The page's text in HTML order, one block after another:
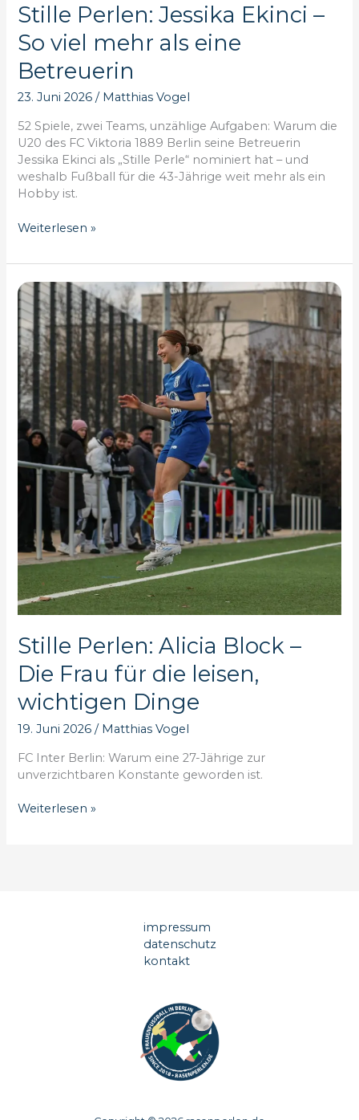
Stille Perlen: Jessika Ekinci –
So viel mehr als eine
Betreuerin
23. Juni 2026/ Matthias Vogel
52 Spiele, zwei Teams, unzählige Aufgaben: Warum die
U20 des FC Viktoria 1889 Berlin seine Betreuerin
Jessika Ekinci als „Stille Perle“ nominiert hat – und
weshalb Fußball für die 43-Jährige weit mehr als ein
Hobby ist.
Stille
Jessika
–
So
viel
mehr
als
eine
Betreuerin
Weiterlesen »
Stille Perlen: Alicia Block –
Die Frau für die leisen,
wichtigen Dinge
19. Juni 2026/ Matthias Vogel
FC Inter Berlin: Warum eine 27-Jährige zur
unverzichtbaren Konstante geworden ist.
Stille
Weiterlesen »
impressum
datenschutz
kontakt